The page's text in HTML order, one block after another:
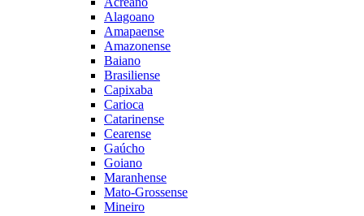
Alagoano
Amapaense
Amazonense
Baiano
Brasiliense
Capixaba
Carioca
Catarinense
Cearense
Gaúcho
Goiano
Maranhense
Mato-Grossense
Mineiro